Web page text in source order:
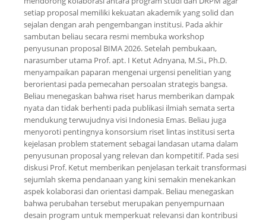
setiap proposal memiliki kekuatan akademik yang solid dan
sejalan dengan arah pengembangan institusi. Pada akhir
sambutan beliau secara resmi membuka workshop
penyusunan proposal BIMA 2026. Setelah pembukaan,
narasumber utama Prof. apt. I Ketut Adnyana, M.Si., Ph.D.
menyampaikan paparan mengenai urgensi penelitian yang
berorientasi pada pemecahan persoalan strategis bangsa.
Beliau menegaskan bahwa riset harus memberikan dampak
nyata dan tidak berhenti pada publikasi ilmiah semata serta
mendukung terwujudnya visi Indonesia Emas. Beliau juga
menyoroti pentingnya konsorsium riset lintas institusi serta
kejelasan problem statement sebagai landasan utama dalam
penyusunan proposal yang relevan dan kompetitif. Pada sesi
diskusi Prof. Ketut memberikan penjelasan terkait transformasi
sejumlah skema pendanaan yang kini semakin menekankan
aspek kolaborasi dan orientasi dampak. Beliau menegaskan
bahwa perubahan tersebut merupakan penyempurnaan
desain program untuk memperkuat relevansi dan kontribusi